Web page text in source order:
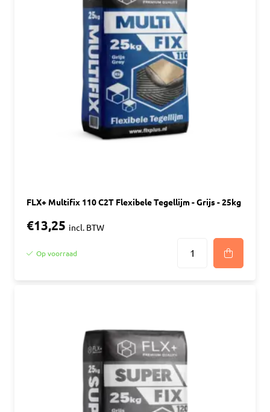
FLX+ Multifix 110 C2T Flexibele Tegellijm - Grijs - 25kg
€13,25 incl. BTW
Op voorraad